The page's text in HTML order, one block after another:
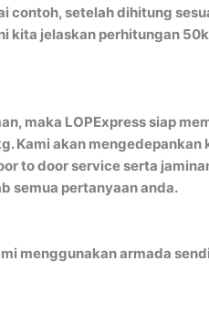
contoh, setelah dihitung
kita jelaskan perhitungan
maka LOPExpress siap
Kami akan mengedepankan
to door service serta
semua pertanyaan anda.
menggunakan armada